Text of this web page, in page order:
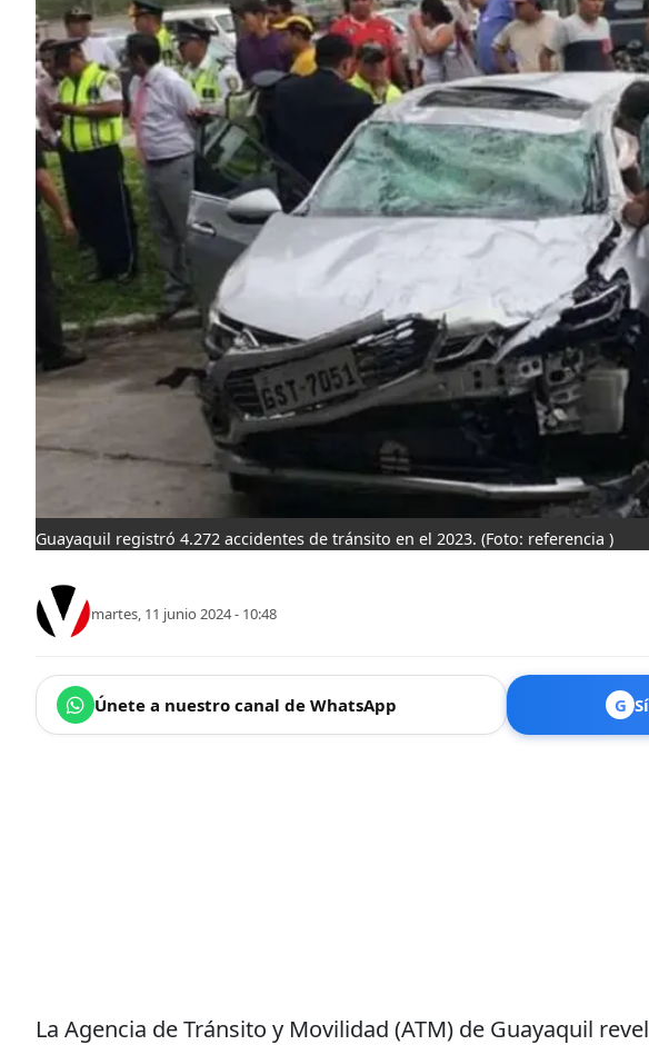
Guayaquil registró 4.272 accidentes de tránsito en el 2023. (Foto: referencia )
martes, 11 junio 2024 - 10:48
Únete a nuestro canal de WhatsApp G
La Agencia de Tránsito y Movilidad (ATM) de Guayaquil